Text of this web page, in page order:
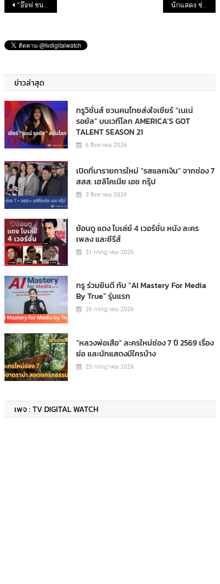
“อ๊อฟ ชนะพล” ชวนดู ‘หุบพญาเสือ’ รีรัน 23 ธันวาคมนี้ นักแสดง ช่อง 3 รวมก๊วนน้องพี่รับพรดี ๆ สวัสดีปีมังกรทอง
ข่าวล่าสุด
ทรูวิชั่นส์ ชวนคนไทยส่งใจเชียร์ “เนเน่
รอยัล” บนเวทีโลก AMERICA’S GOT
TALENT SEASON 21
6 สิงหาคม 2026
เปิดที่มารายการใหม่ “รสแลกเงิน” จากช่อง 7
สสส. เฮลิโคเนีย เอช กรุ๊ป
3 สิงหาคม 2026
ย้อนดู แดง ไบเล่ย์ 4 เวอร์ชั่น หนัง ละคร
เพลง และซีรีส์
31 กรกฎาคม 2026
ทรู ร่วมยินดี กับ “AI Mastery For Media
By True” รุ่นแรก
26 กรกฎาคม 2026
“หลวงพ่อเสือ” ละครใหม่ช่อง 7 ปี 2569 เรื่อง
ย่อ และนักแสดงมีใครบ้าง
25 กรกฎาคม 2026
เพจ : TV DIGITAL WATCH